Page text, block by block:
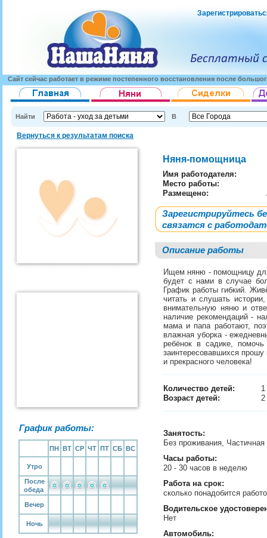
Сайт сейчас работает в режиме постепенного восстановления после
Найти В
Вернуться к результатам поиска
График работы:
ПН ВТ СР ЧТ ПТ СБ ВС
Утро
После
обеда
Вечер
Ночь
Няня-помощница
Имя работодателя:
Место работы:
Размещено:
Зарегистрируйтесь
связатся с
Описание работы
Ищем няню - помощницу
будет с нами в случае
График работы гибкий.
читать и слушать
внимательную няню и
наличие рекомендаций -
мама и папа работают,
влажная уборка -
ребёнок в садике,
заинтересовавшихся
и прекрасного человека!
Количество детей:
1
Возраст детей:
Занятость:
Без проживания, Частичная
Часы работы:
20 - 30 часов в неделю
Работа на срок:
сколько понадобится
Водительское
Нет
Автомобиль: